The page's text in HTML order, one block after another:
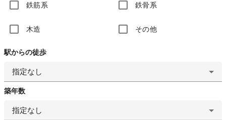
鉄筋系 鉄骨系
木造 その他
駅からの徒歩
指定なし
築年数
指定なし